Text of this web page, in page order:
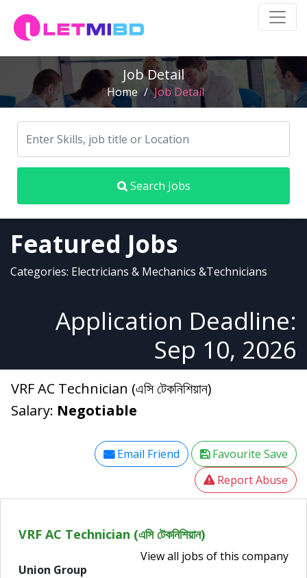
Job Detail
Home / Job Detail
Search Jobs
Featured Jobs
Categories: Electricians & Mechanics &Technicians
Application Deadline:
Sep 10, 2026
VRF AC Technician (এসি টেকনিশিয়ান)
Salary: Negotiable
Email Friend
Favourite Save
Report Abuse
VRF AC Technician (এসি টেকনিশিয়ান)
View all jobs of this company
Union Group